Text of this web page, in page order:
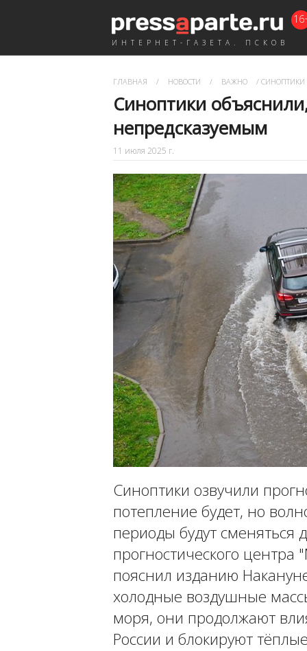
ИНТЕРНЕТ-ГАЗЕТА. ПСКОВ
ГЛАВНАЯ / НОВОСТИ / ВАЖНО / СИНОПТИКИ
Синоптики
непредсказуемым
11 июля 2025 г.
Синоптики озвучили
потепление будет, но
периоды будут сменяться
прогностического
пояснил изданию
холодные воздушные
моря, они продолжают
России и блокируют